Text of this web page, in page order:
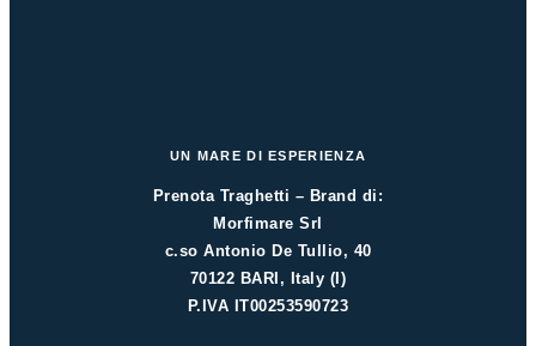
UN MARE DI ESPERIENZA
Prenota Traghetti – Brand di:
Morfimare Srl
c.so Antonio De Tullio, 40
70122 BARI, Italy (I)
P.IVA IT00253590723